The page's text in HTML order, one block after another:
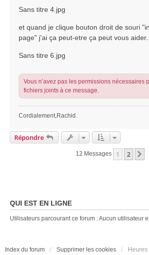
Sans titre 4.jpg
et quand je clique bouton droit de souri
page" j'ai ça peut-etre ça peut vous aider.
Sans titre 6.jpg
Vous n’avez pas les permissions nécessaires
fichiers joints à ce message.
Cordialement,Rachid.
Répondre
12 Messages 1 2
QUI EST EN LIGNE
Utilisateurs parcourant ce forum : Aucun utilisateur
Index du forum Supprimer les cookies Heures